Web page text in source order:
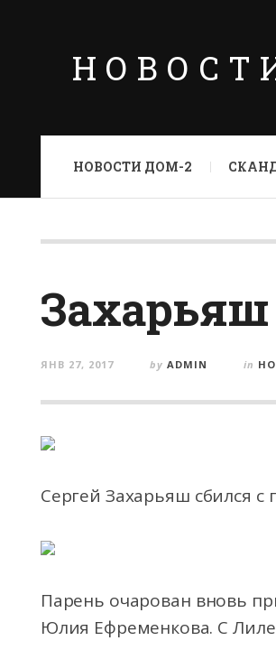
НОВОСТИ ДОМ-2
Захарьяш
ЯНВ 27, 2017 by ADMIN in
Сергей Захарьяш сбился с
Парень очарован вновь
Юлия Ефременкова. С